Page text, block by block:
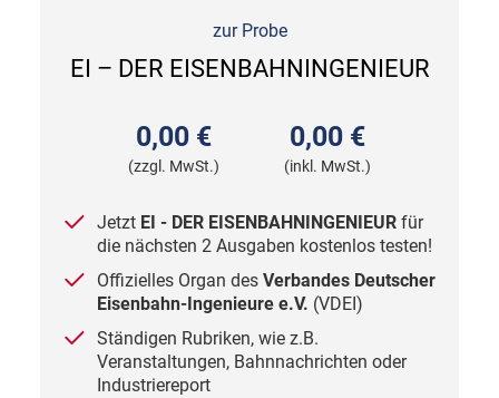
zur Probe
EI – DER EISENBAHNINGENIEUR
0,00 €
(zzgl. MwSt.)
0,00 €
(inkl. MwSt.)
Jetzt EI - DER EISENBAHNINGENIEUR für
die nächsten 2 Ausgaben kostenlos testen!
Offizielles Organ des Verbandes Deutscher
Eisenbahn-Ingenieure e.V. (VDEI)
Ständigen Rubriken, wie z.B.
Veranstaltungen, Bahnnachrichten oder
Industriereport